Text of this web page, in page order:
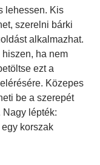
lehessen. Kis
szerelni bárki
alkalmazhat.
ha nem
ezt a
Közepes
be a szerepét
Nagy lépték:
korszak